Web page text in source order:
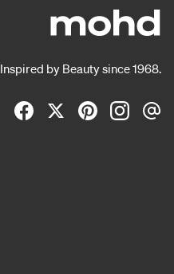
Inspired by Beauty since 1968.